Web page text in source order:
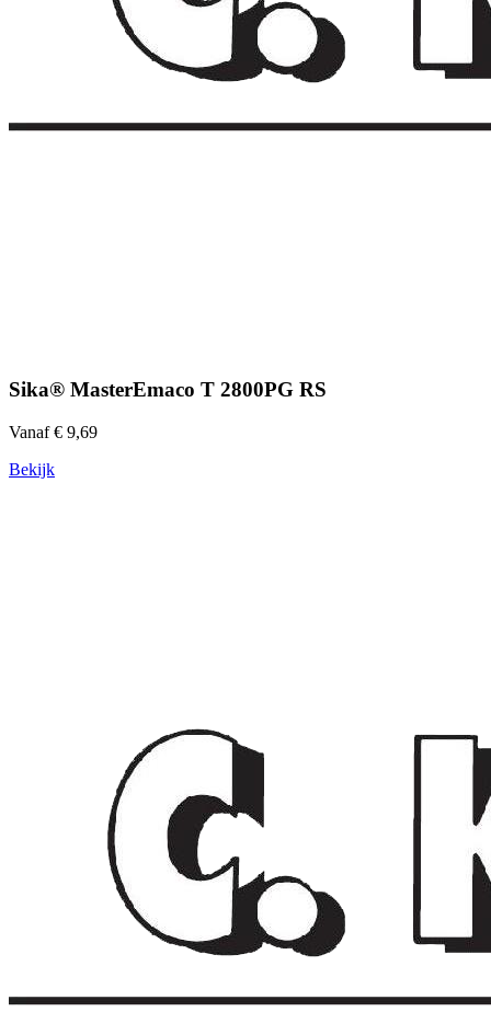
Sika® MasterEmaco T 2800PG RS
Vanaf € 9,69
Bekijk